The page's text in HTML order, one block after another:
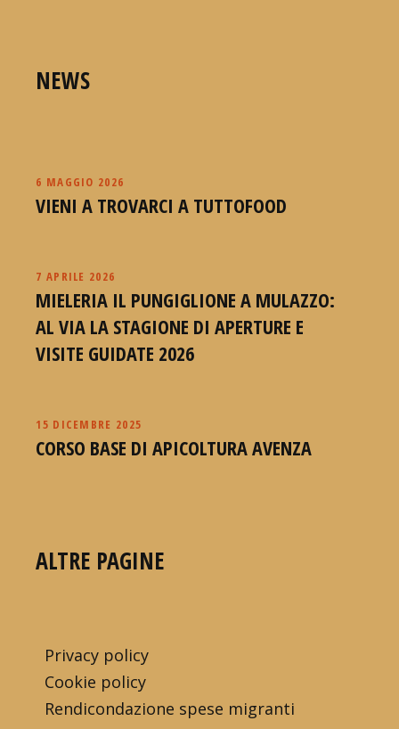
NEWS
6 MAGGIO 2026
VIENI A TROVARCI A TUTTOFOOD
7 APRILE 2026
MIELERIA IL PUNGIGLIONE A MULAZZO:
AL VIA LA STAGIONE DI APERTURE E
VISITE GUIDATE 2026
15 DICEMBRE 2025
CORSO BASE DI APICOLTURA AVENZA
ALTRE PAGINE
Privacy policy
Cookie policy
Rendicondazione spese migranti